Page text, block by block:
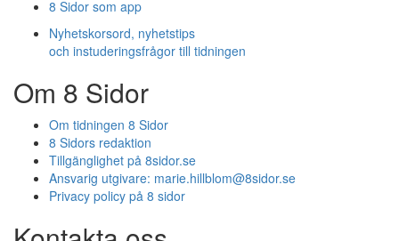
8 Sidor som app
Nyhetskorsord, nyhetstips
och instuderingsfrågor till tidningen
Om 8 Sidor
Om tidningen 8 Sidor
8 Sidors redaktion
Tillgänglighet på 8sidor.se
Ansvarig utgivare: marie.hillblom@8sidor.se
Privacy policy på 8 sidor